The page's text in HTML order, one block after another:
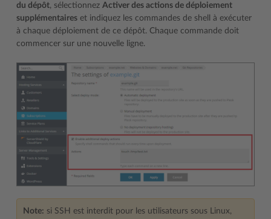
du dépôt, sélectionnez Activer des actions de déploiement
supplémentaires et indiquez les commandes de shell à exécuter
à chaque déploiement de ce dépôt. Chaque commande doit
commencer sur une nouvelle ligne.
Note: si SSH est interdit pour les utilisateurs sous Linux,